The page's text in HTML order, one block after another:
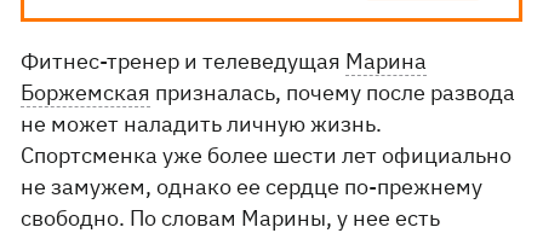
Фитнес-тренер и телеведущая Марина
Боржемская призналась, почему после развода
не может наладить личную жизнь.
Спортсменка уже более шести лет официально
не замужем, однако ее сердце по-прежнему
свободно. По словам Марины, у нее есть